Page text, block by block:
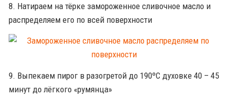
8. Натираем на тёрке замороженное сливочное масло и
распределяем его по всей поверхности
9. Выпекаем пирог в разогретой до 190ºС духовке 40 – 45
минут до лёгкого «румянца»